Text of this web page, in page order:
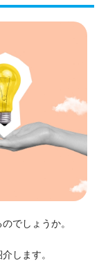
でしょうか。
します。